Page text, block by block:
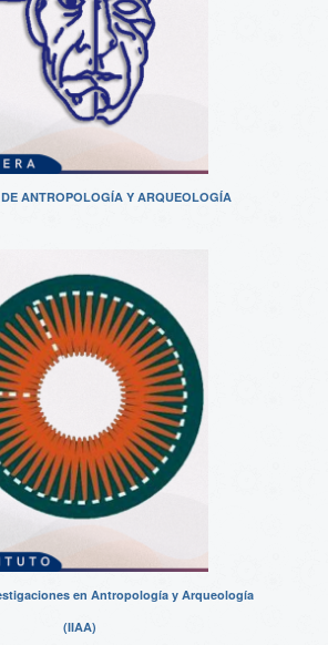
ANTROPOLOGÍA Y ARQUEOLOGÍA
en Antropología y Arqueología
(IIAA)